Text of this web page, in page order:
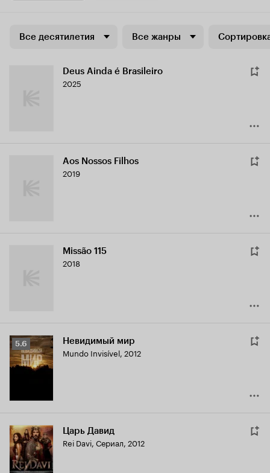
Все десятилетия Все жанры
Deus Ainda é Brasileiro
2025
Aos Nossos Filhos
2019
Missão 115
2018
Рейтинг
Кинопоиска
5.6
5.6 Невидимый мир
Mundo Invisível, 2012
Царь Давид
Rei Davi, Сериал, 2012